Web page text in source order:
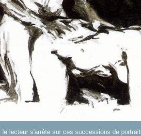
le lecteur s'arrête sur ces successions de